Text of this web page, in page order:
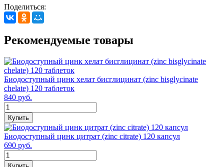
Поделиться:
Рекомендуемые товары
Биодоступный цинк хелат бисглицинат (zinc bisglycinate
chelate) 120 таблеток
840 руб.
Купить
Биодоступный цинк цитрат (zinc citrate) 120 капсул
690 руб.